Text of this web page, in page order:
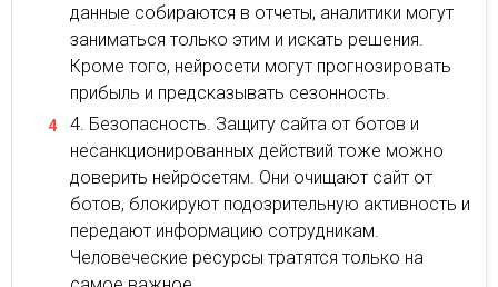
данные собираются в отчеты, аналитики могут
заниматься только этим и искать решения.
Кроме того, нейросети могут прогнозировать
прибыль и предсказывать сезонность.
Безопасность. Защиту сайта от ботов и
несанкционированных действий тоже можно
доверить нейросетям. Они очищают сайт от
ботов, блокируют подозрительную активность и
передают информацию сотрудникам.
Человеческие ресурсы тратятся только на